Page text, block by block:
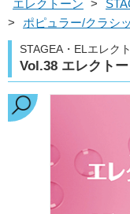
エレクトーン >
>
ポピュラー/クラシ
STAGEA・ELエレク
Vol.38 エレクト